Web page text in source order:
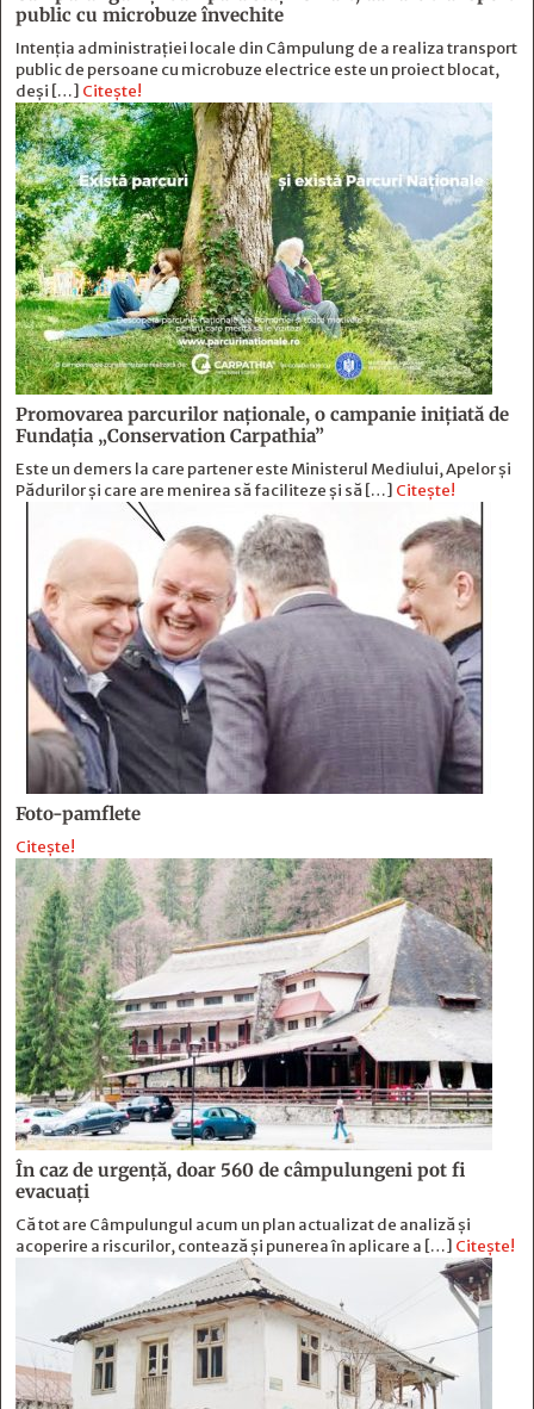
public cu microbuze învechite
Intenția administrației locale din Câmpulung de a realiza transport
public de persoane cu microbuze electrice este un proiect blocat,
deși […] Citește!
Promovarea parcurilor naționale, o campanie inițiată de
Fundația „Conservation Carpathia”
Este un demers la care partener este Ministerul Mediului, Apelor și
Pădurilor și care are menirea să faciliteze și să […] Citește!
Foto-pamflete
Citește!
În caz de urgență, doar 560 de câmpulungeni pot fi
evacuați
Că tot are Câmpulungul acum un plan actualizat de analiză și
acoperire a riscurilor, contează și punerea în aplicare a […] Citește!